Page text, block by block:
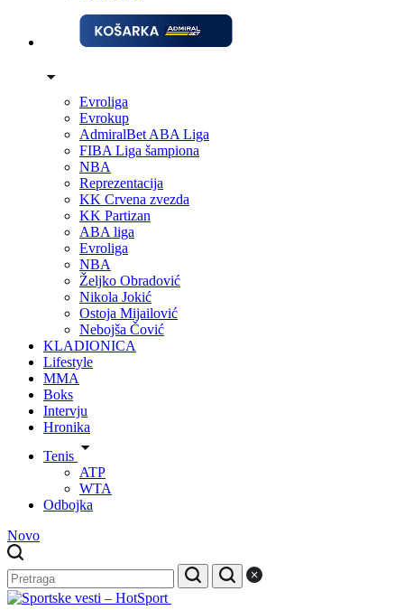
Evroliga
Evrokup
AdmiralBet ABA Liga
FIBA Liga šampiona
NBA
Reprezentacija
KK Crvena zvezda
KK Partizan
ABA liga
Evroliga
NBA
Željko Obradović
Nikola Jokić
Ostoja Mijailović
Nebojša Čović
KLADIONICA
Lifestyle
MMA
Boks
Intervju
Hronika
Tenis
ATP
WTA
Odbojka
Novo